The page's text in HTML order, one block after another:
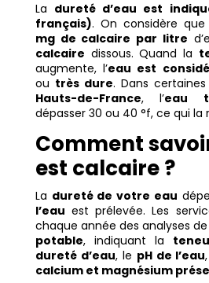
La dureté d’eau est
français). On considère
mg de calcaire par litre
calcaire dissous. Quand la
augmente, l’eau est
ou très dure. Dans
Hauts-de-France, l’eau
dépasser 30 ou 40 °f, ce qui la
Comment
est calcaire ?
La dureté de votre eau
l’eau est prélevée. Les
chaque année des analyses
potable, indiquant la
dureté d’eau, le pH de l’eau
calcium et magnésium